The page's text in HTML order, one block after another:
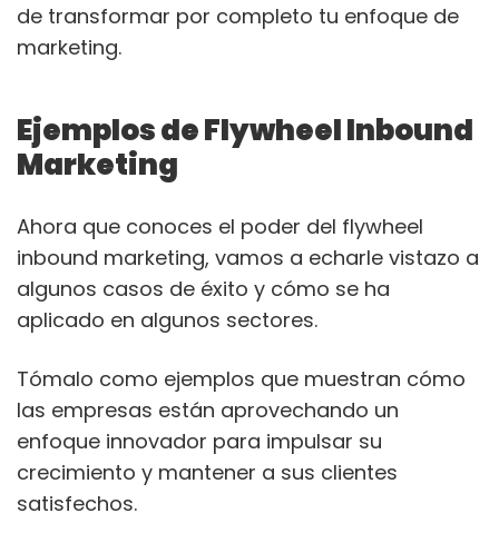
de transformar por completo tu enfoque de
marketing.
Ejemplos de Flywheel Inbound
Marketing
Ahora que conoces el poder del flywheel
inbound marketing, vamos a echarle vistazo a
algunos casos de éxito y cómo se ha
aplicado en algunos sectores.
Tómalo como ejemplos que muestran cómo
las empresas están aprovechando un
enfoque innovador para impulsar su
crecimiento y mantener a sus clientes
satisfechos.